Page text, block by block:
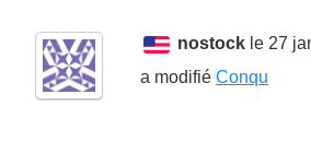
nostock le 27
a modifié Conqu